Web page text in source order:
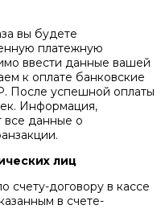
вы будете
платежную
ввести данные вашей
к оплате банковские
После успешной оплаты
Информация,
все данные о
лиц
счету-договору в кассе
в счете-